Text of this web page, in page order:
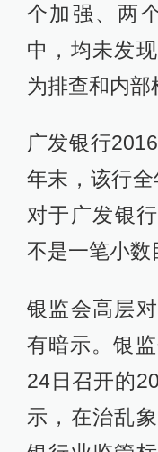
个加强、两
中，均未发
为排查和内部
广发银行
年末，该行全
对于广发银
不是一笔小数
银监会高层
有暗示。银
24日召开的
示，在治乱